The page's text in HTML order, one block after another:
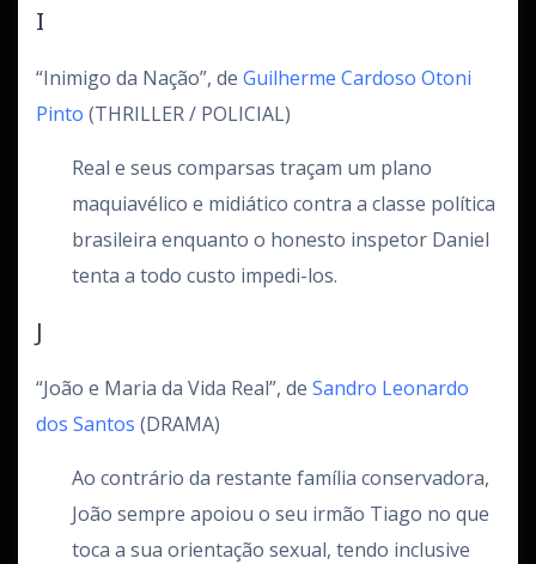
I
“Inimigo da Nação”, de Guilherme Cardoso Otoni
Pinto (THRILLER / POLICIAL)
Real e seus comparsas traçam um plano
maquiavélico e midiático contra a classe política
brasileira enquanto o honesto inspetor Daniel
tenta a todo custo impedi-los.
J
“João e Maria da Vida Real”, de Sandro Leonardo
dos Santos (DRAMA)
Ao contrário da restante família conservadora,
João sempre apoiou o seu irmão Tiago no que
toca a sua orientação sexual, tendo inclusive